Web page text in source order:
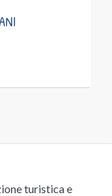
turistica e